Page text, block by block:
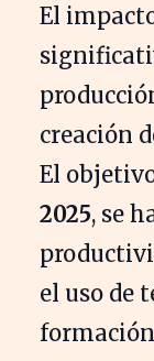
El
creación
El
2025, se
el uso de